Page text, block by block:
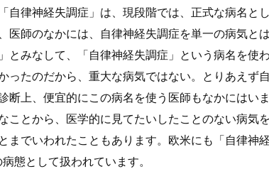
自律神経失調症」は、現段階では、正式な病名と
医師のなかには、自律神経失調症を単一の病気と
とみなして、「自律神経失調症」という病名を使
ったのだから、重大な病気ではない。とりあえず
断上、便宜的にこの病名を使う医師もなかにはいま
ことから、医学的に見てたいしたことのない病気
までいわれたこともあります。欧米にも「自律神
態として扱われています。